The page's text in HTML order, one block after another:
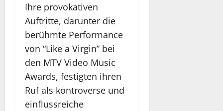
Ihre provokativen
Auftritte, darunter die
berühmte Performance
von “Like a Virgin” bei
den MTV Video Music
Awards, festigten ihren
Ruf als kontroverse und
einflussreiche